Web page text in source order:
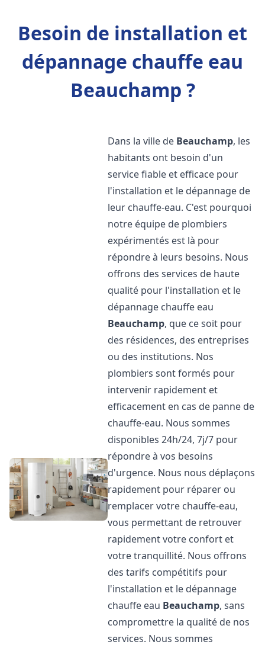
Besoin de installation et
dépannage chauffe eau
Beauchamp ?
Dans la ville de Beauchamp, les
habitants ont besoin d'un
service fiable et efficace pour
l'installation et le dépannage de
leur chauffe-eau. C'est pourquoi
notre équipe de plombiers
expérimentés est là pour
répondre à leurs besoins. Nous
offrons des services de haute
qualité pour l'installation et le
dépannage chauffe eau
Beauchamp, que ce soit pour
des résidences, des entreprises
ou des institutions. Nos
plombiers sont formés pour
intervenir rapidement et
efficacement en cas de panne de
chauffe-eau. Nous sommes
disponibles 24h/24, 7j/7 pour
répondre à vos besoins
d'urgence. Nous nous déplaçons
rapidement pour réparer ou
remplacer votre chauffe-eau,
vous permettant de retrouver
rapidement votre confort et
votre tranquillité. Nous offrons
des tarifs compétitifs pour
l'installation et le dépannage
chauffe eau Beauchamp, sans
compromettre la qualité de nos
services. Nous sommes